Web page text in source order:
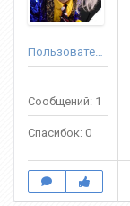
Пользователь
Сообщений: 1
Спасибок: 0